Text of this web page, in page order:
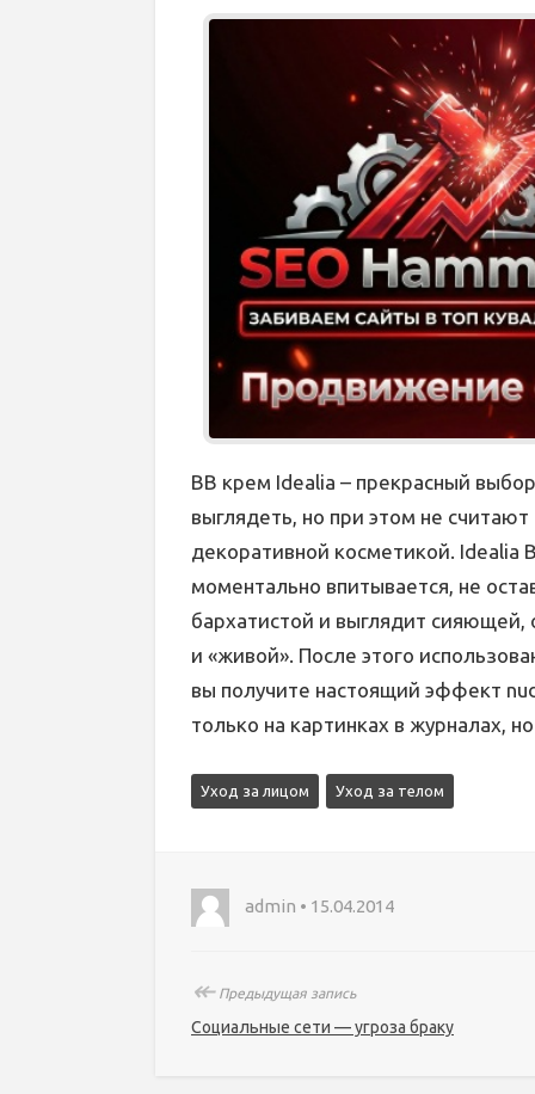
ВВ крем Idealia – прекрасный
выглядеть, но при этом не
декоративной косметикой. Idealia
моментально впитывается, не
бархатистой и выглядит сияющей,
и «живой». После этого
вы получите настоящий эффект
только на картинках в журналах,
Уход за лицом Уход за телом
admin • 15.04.2014
↞Предыдущая запись
Социальные сети — угроза браку